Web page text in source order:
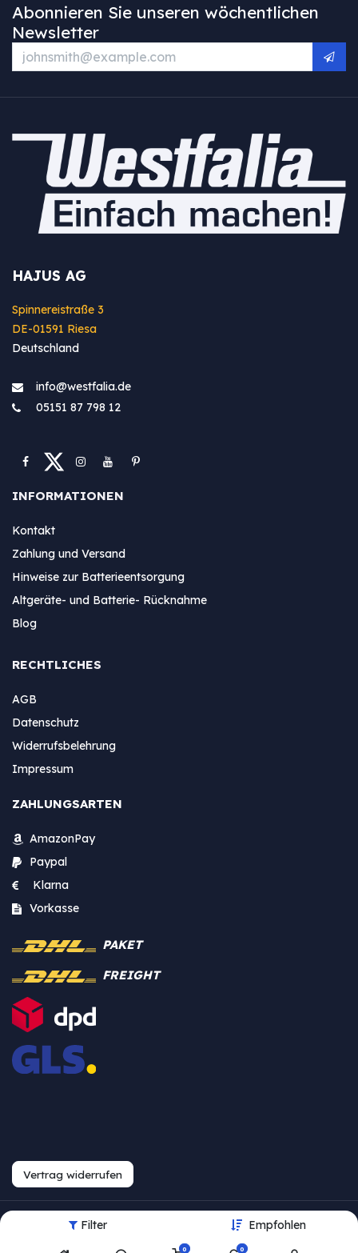
Filter Empfohlen
0 0
Abonnieren Sie unseren wöchentlichen
Newsletter
HAJUS AG
Spinnereistraße 3
DE-01591 Riesa
Deutschland
info@westfa​lia.de
05151 87 798 12
INFORMATIONEN
Kontakt
Zahlung und Versand
Hinweise zur Batterieentsorgung
Altgeräte- und Batterie- Rücknahme
Blog
RECHTLICHES
AGB
Datenschutz
Widerrufsbelehrung
Impressum
ZAHLUNGSARTEN
AmazonPay
Paypal
Klarna
Vorkasse
PAKET
FREIGHT
Vertrag widerrufen
Urheberrecht © Westfalia